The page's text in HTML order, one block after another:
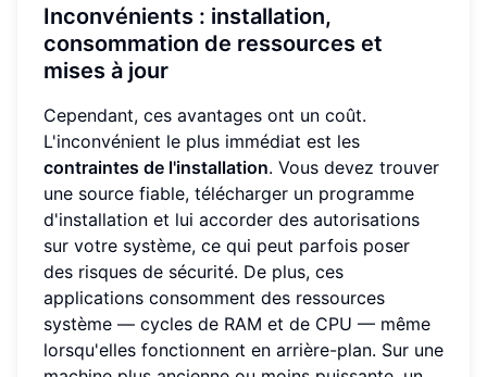
Inconvénients : installation,
consommation de ressources et
mises à jour
Cependant, ces avantages ont un coût.
L'inconvénient le plus immédiat est les
contraintes de l'installation. Vous devez trouver
une source fiable, télécharger un programme
d'installation et lui accorder des autorisations
sur votre système, ce qui peut parfois poser
des risques de sécurité. De plus, ces
applications consomment des ressources
système — cycles de RAM et de CPU — même
lorsqu'elles fonctionnent en arrière-plan. Sur une